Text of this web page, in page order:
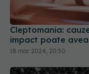
Cleptomania:
impact poate
18 mar 2024, 20:50